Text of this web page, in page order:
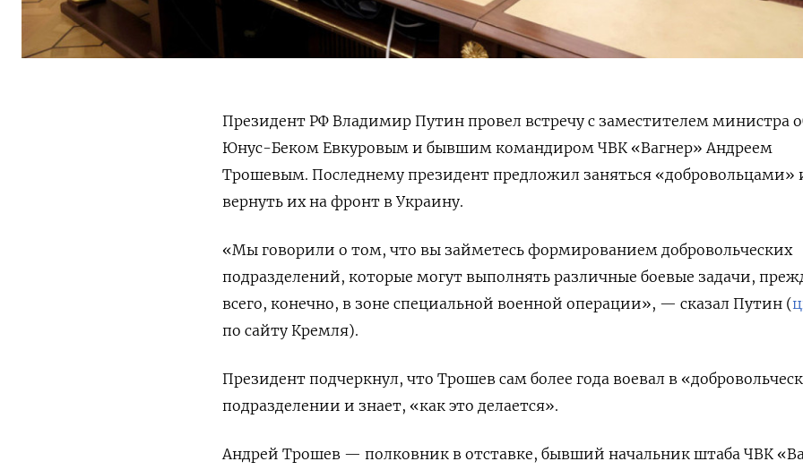
Президент РФ Владимир Путин провел встречу с заместителем министра
Юнус-Беком Евкуровым и бывшим командиром ЧВК «Вагнер» Андреем
Трошевым. Последнему президент предложил заняться «добровольцами»
вернуть их на фронт в Украину.
«Мы говорили о том, что вы займетесь формированием добровольческих
подразделений, которые могут выполнять различные боевые задачи,
всего, конечно, в зоне специальной военной операции», — сказал Путин (
по сайту Кремля).
Президент подчеркнул, что Трошев сам более года воевал в
подразделении и знает, «как это делается».
Андрей Трошев — полковник в отставке, бывший начальник штаба ЧВК